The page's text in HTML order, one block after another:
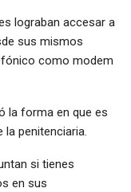
lograban accesar a
sus mismos
como modem
la forma en que es
la penitenciaria.
si tienes
en sus